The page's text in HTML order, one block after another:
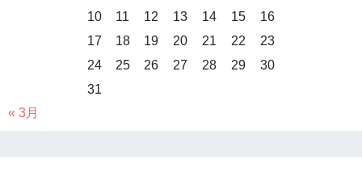
10
11 12 13 14 15
16
17
18 19 20 21 22
23
24
25 26 27 28 29
30
31
« 3月